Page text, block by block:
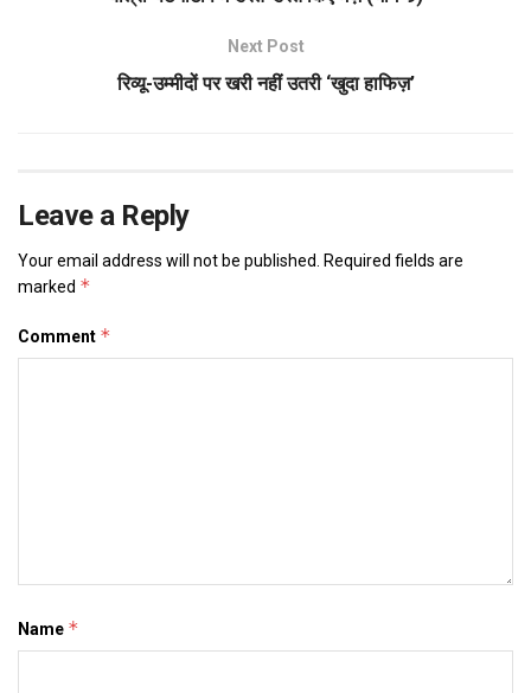
Next Post
रिव्यू-उम्मीदों पर खरी नहीं उतरी ‘खुदा हाफिज़’
Leave a Reply
Your email address will not be published.
Required fields are
marked *
Comment *
Name *